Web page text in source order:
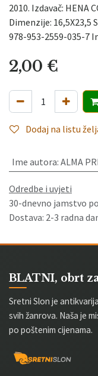
2010. Izdavač: HENA
Dimenzije: 16,5X23,5
978-953-2559-035-7
2,00 €
Dodaj na listu
Ime autora: ALMA
Odredbe i uvjeti
30-dnevno jamstvo
Dostava: 2-3 radna
BLATNI, obrt
Sretni Slon je
svih žanrova. Naša je
po poštenim cijenama.